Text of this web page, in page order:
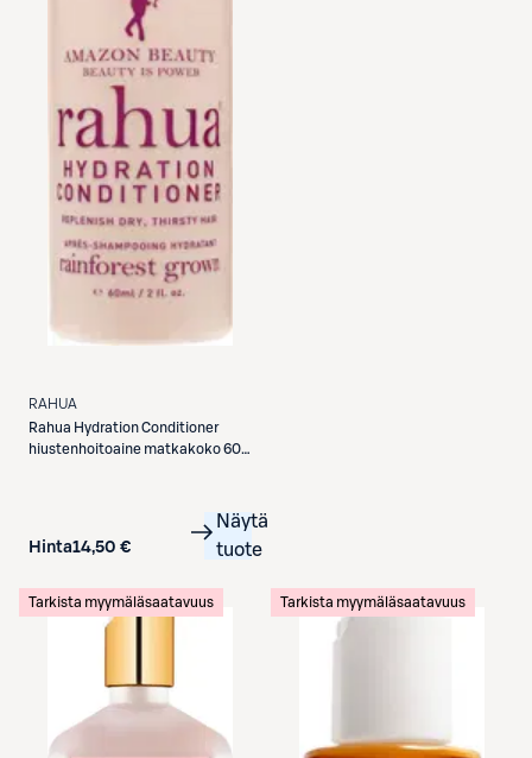
RAHUA
Rahua Hydration Conditioner
hiustenhoitoaine matkakoko 60
Hinta14,50 €
Näytä
tuote
Tarkista myymäläsaatavuus Tarkista myymäläsaatavuus